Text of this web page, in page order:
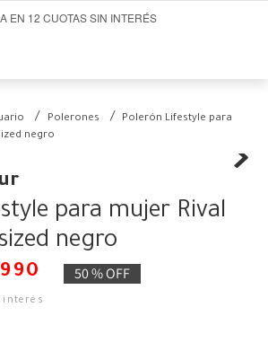
EN 12 CUOTAS SIN INTERÉS
Polerones
Polerón Lifestyle para
negro
para mujer Rival
negro
990 50 %OFF
interés